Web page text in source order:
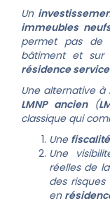
Un
immeubles
permet pas de
bâtiment et sur
résidence
Une alternative à
LMNP ancien(
classique qui
Une
Une
réelles de la
des
en